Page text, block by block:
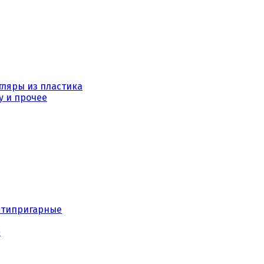
из пластика
и прочее